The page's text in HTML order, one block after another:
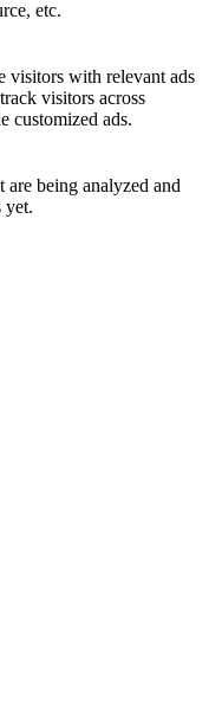
etc.
visitors with relevant ads
visitors across
customized ads.
are being analyzed and
yet.